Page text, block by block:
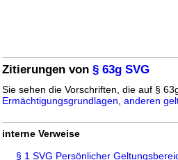
Zitierungen von § 63g SVG
Sie sehen die Vorschriften, die auf §
Ermächtigungsgrundlagen anderen
interne Verweise
§ 1 SVG Persönlicher